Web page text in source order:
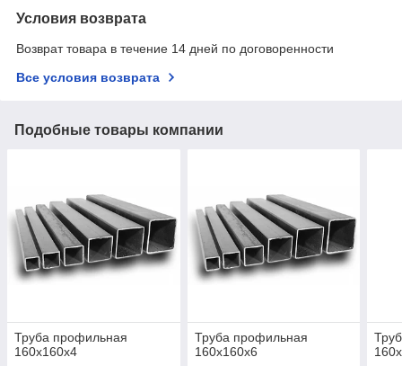
Условия возврата
Возврат товара в течение 14 дней по договоренности
Все условия возврата
Подобные товары компании
Труба профильная
160х160х4
Труба профильная
160х160х6